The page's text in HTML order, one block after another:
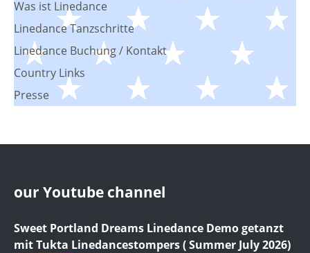
Was ist Linedance
Linedance Tanzschritte
Linedance Buchung / Kontakt
Country Links
Presse
our Youtube channel
Sweet Portland Dreams Linedance Demo getanzt
mit Tukta Linedancestompers ( Summer July 2026)